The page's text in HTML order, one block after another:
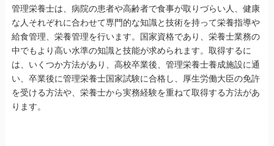
管理栄養士は、病院の患者や高齢者で食事が取りづらい人、健康
な人それぞれに合わせて専門的な知識と技術を持って栄養指導や
給食管理、栄養管理を行います。国家資格であり、栄養士業務の
中でもより高い水準の知識と技能が求められます。取得するに
は、いくつか方法があり、高校卒業後、管理栄養士養成施設に通
い、卒業後に管理栄養士国家試験に合格し、厚生労働大臣の免許
を受ける方法や、栄養士から実務経験を重ねて取得する方法があ
ります。